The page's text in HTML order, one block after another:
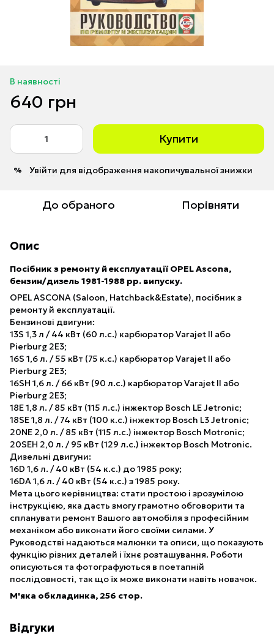
В наявності
640 грн
Купити
% Увійти для відображення накопичувальної знижки
До обраного Порівняти
Опис
Посібник з ремонту й експлуатації OPEL Ascona,
бензин/дизель 1981-1988 рр. випуску.
OPEL ASCONA (Saloon, Hatchback&Estate), посібник з
ремонту й експлуатації.
Бензинові двигуни:
13S 1,3 л / 44 кВт (60 л.с.) карбюратор Varajet II або
Pierburg 2E3;
16S 1,6 л. / 55 кВт (75 к.с.) карбюратор Varajet II або
Pierburg 2E3;
16SH 1,6 л. / 66 кВт (90 л.с.) карбюратор Varajet II або
Pierburg 2E3;
18E 1,8 л. / 85 кВт (115 л.с.) інжектор Bosch LE Jetronic;
18SE 1,8 л. / 74 кВт (100 к.с.) інжектор Bosch L3 Jetronic;
20NE 2,0 л. / 85 кВт (115 л.с.) інжектор Bosch Motronic;
20SEH 2,0 л. / 95 кВт (129 л.с.) інжектор Bosch Motronic.
Дизельні двигуни:
16D 1,6 л. / 40 кВт (54 к.с.) до 1985 року;
16DA 1,6 л. / 40 кВт (54 к.с.) з 1985 року.
Мета цього керівництва: стати простою і зрозумілою
інструкцією, яка дасть змогу грамотно обговорити та
спланувати ремонт Вашого автомобіля з професійним
механіком або виконати його своїми силами. У
Руководстві надаються малюнки та описи, що показують
функцію різних деталей і їхнє розташування. Роботи
описуються та фотографуються в поетапній
послідовності, так що їх може виконати навіть новачок.
М'яка обкладинка, 256 стор.
Відгуки